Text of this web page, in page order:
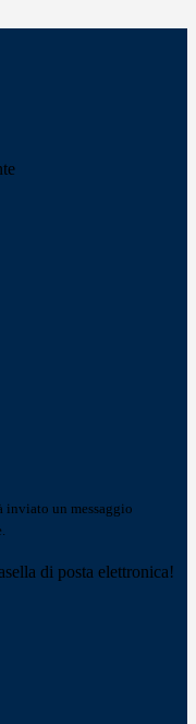
inviato un messaggio
di posta elettronica!